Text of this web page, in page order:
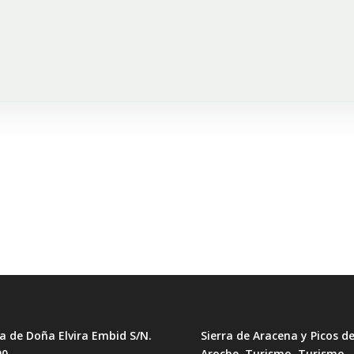
de Doña Elvira Embid S/N.
Sierra de Aracena y Picos de